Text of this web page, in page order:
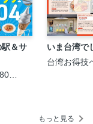
＆サ
いま台湾で
台湾お得技
もっと見る